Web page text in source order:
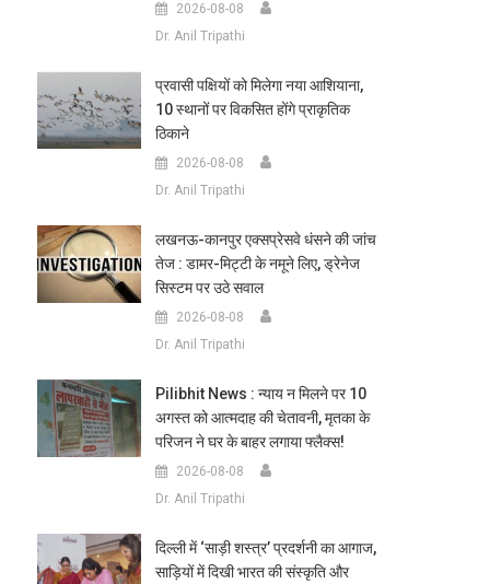
2026-08-08
Dr. Anil Tripathi
प्रवासी पक्षियों को मिलेगा नया आशियाना,
10 स्थानों पर विकसित होंगे प्राकृतिक
ठिकाने
2026-08-08
Dr. Anil Tripathi
लखनऊ-कानपुर एक्सप्रेसवे धंसने की जांच
तेज : डामर-मिट्टी के नमूने लिए, ड्रेनेज
सिस्टम पर उठे सवाल
2026-08-08
Dr. Anil Tripathi
Pilibhit News : न्याय न मिलने पर 10
अगस्त को आत्मदाह की चेतावनी, मृतका के
परिजन ने घर के बाहर लगाया फ्लैक्स!
2026-08-08
Dr. Anil Tripathi
दिल्ली में ‘साड़ी शस्त्र’ प्रदर्शनी का आगाज,
साड़ियों में दिखी भारत की संस्कृति और